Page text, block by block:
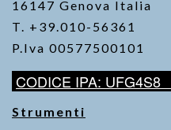
16147 Genova Italia
T. +39.010-56361
P.Iva 00577500101
CODICE IPA: UFG4S8
Strumenti